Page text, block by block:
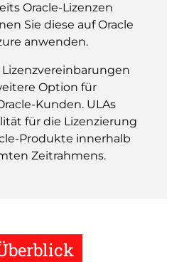
Oracle-Lizenzen
Sie diese auf Oracle
anwenden.
Option für
Kunden. ULAs
für die Lizenzierung
Produkte innerhalb
Zeitrahmens.